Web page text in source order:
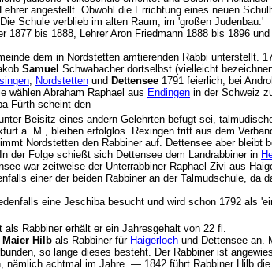
angestellt. Obwohl die Errichtung eines neuen
Schule verblieb im alten Raum, im 'großen Judenbau.'
bis 1888, Lehrer Aron Friedmann 1888 bis 1896
dem in Nordstetten amtierenden Rabbi unterstellt.
Samuel Schwabacher dortselbst (vielleicht
, Nordstetten und Dettensee 1791 feierlich, bei
wählen Abraham Raphael aus Endingen in der Schweiz
Fürth scheint den
Beisitz eines andern Gelehrten befugt sei,
a. M., bleiben erfolglos. Rexingen tritt aus dem
Nordstetten den Rabbiner auf. Dettensee aber bleibt
der Folge schießt sich Dettensee dem Landrabbiner in
war zeitweise der Unterrabbiner Raphael Zivi aus
einer der beiden Rabbiner an der Talmudschule, da
eine Jeschiba besucht und wird schon 1792 als
Rabbiner erhält er ein Jahresgehalt von 22 fl.
Maier Hilb als Rabbiner für Haigerloch und Dettensee an.
so lange dieses besteht. Der Rabbiner ist
nämlich achtmal im Jahre. — 1842 führt Rabbiner Hilb